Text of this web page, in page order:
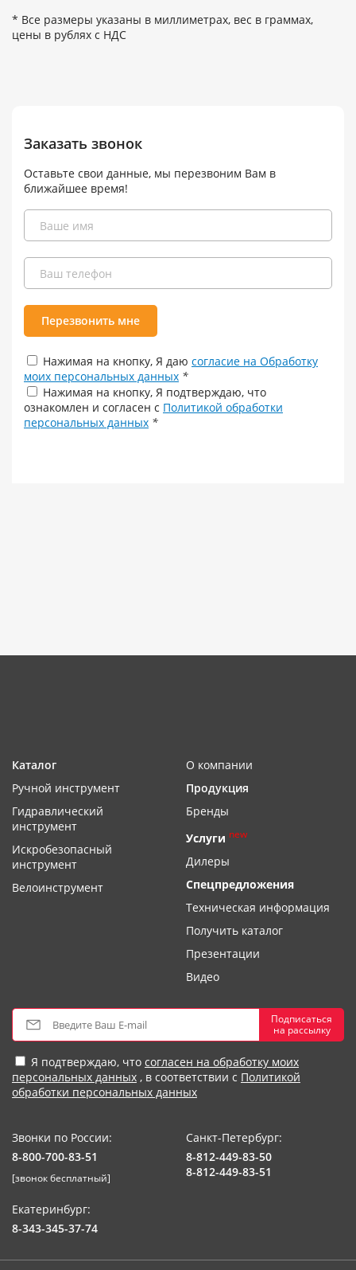
* Все размеры указаны в миллиметрах, вес в граммах,
цены в рублях с НДС
Заказать звонок
Оставьте свои данные, мы перезвоним Вам в
ближайшее время!
Перезвонить мне
Нажимая на кнопку, Я даю согласие на Обработку
моих персональных данных *
Нажимая на кнопку, Я подтверждаю, что
ознакомлен и согласен с Политикой обработки
персональных данных *
Каталог
Ручной инструмент
Гидравлический
инструмент
Искробезопасный
инструмент
Велоинструмент
О компании
Продукция
Бренды
Услуги new
Дилеры
Спецпредложения
Техническая информация
Получить каталог
Презентации
Видео
Подписаться
на рассылку
Я подтверждаю, что согласен на обработку моих
персональных данных , в соответствии с Политикой
обработки персональных данных
Звонки по России:
8-800-700-83-51
[звонок бесплатный]
Санкт-Петербург:
8-812-449-83-50
8-812-449-83-51
Екатеринбург:
8-343-345-37-74